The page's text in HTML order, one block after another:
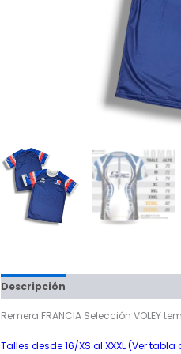
Descripción
Remera FRANCIA Selección VOLEY
Talles desde 16/XS al XXXL (Ver